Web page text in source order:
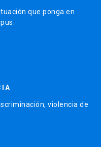
que ponga en
violencia de